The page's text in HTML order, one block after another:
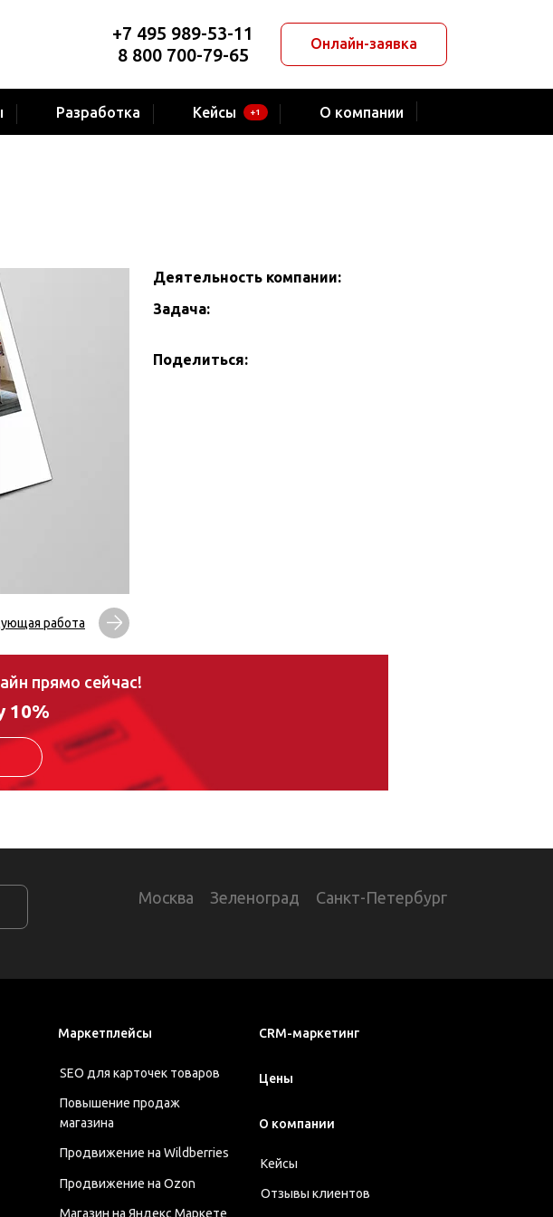
+7 495 989-53-11
8 800 700-79-65
Онлайн-заявка
Разработка Кейсы +1 О компании
работа
Деятельность компании:
Задача:
Поделиться:
прямо сейчас!
10%
Москва Зеленоград Санкт-Петербург
Маркетплейсы
SEO для карточек товаров
Повышение продаж
магазина
Продвижение на Wildberries
Продвижение на Ozon
Магазин на Яндекс Маркете
CRM-маркетинг
Цены
О компании
Кейсы
Отзывы клиентов